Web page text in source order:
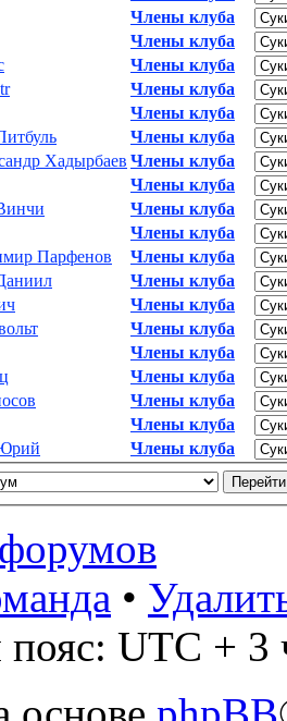
Члены клуба
Члены клуба
Члены клуба
Члены клуба
Члены клуба
Члены клуба
Хадырбаев Члены клуба
Члены клуба
Члены клуба
Члены клуба
Парфенов
Члены клуба
Члены клуба
Члены клуба
Члены клуба
Члены клуба
Члены клуба
Члены клуба
Члены клуба
Члены клуба
•
UTC + 3